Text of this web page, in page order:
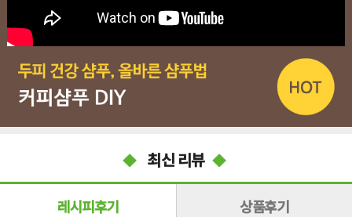
최신 리뷰
레시피후기 상품후기